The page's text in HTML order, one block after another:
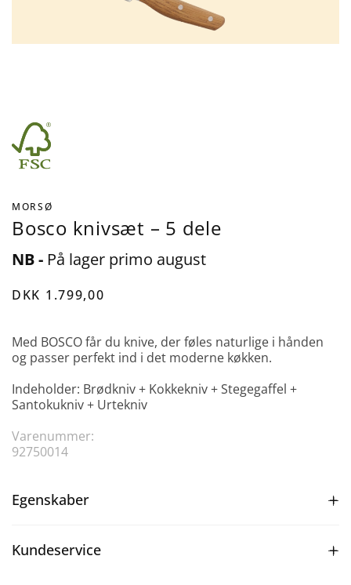
MORSØ
Bosco knivsæt – 5 dele
NB - På lager primo august
DKK 1.799,00
Med BOSCO får du knive, der føles naturlige i hånden
og passer perfekt ind i det moderne køkken.
Indeholder: Brødkniv + Kokkekniv + Stegegaffel +
Santokukniv + Urtekniv
Varenummer:
92750014
Egenskaber
Kundeservice